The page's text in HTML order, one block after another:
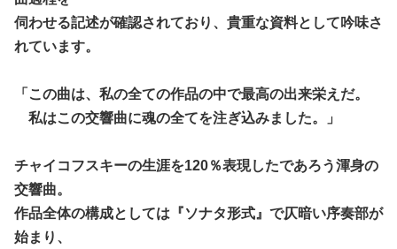
伺わせる記述が確認されており、貴重な資料として吟味さ
れています。
「この曲は、私の全ての作品の中で最高の出来栄えだ。
私はこの交響曲に魂の全てを注ぎ込みました。」
チャイコフスキーの生涯を120％表現したであろう渾身の
交響曲。
作品全体の構成としては『ソナタ形式』で仄暗い序奏部が
始まり、